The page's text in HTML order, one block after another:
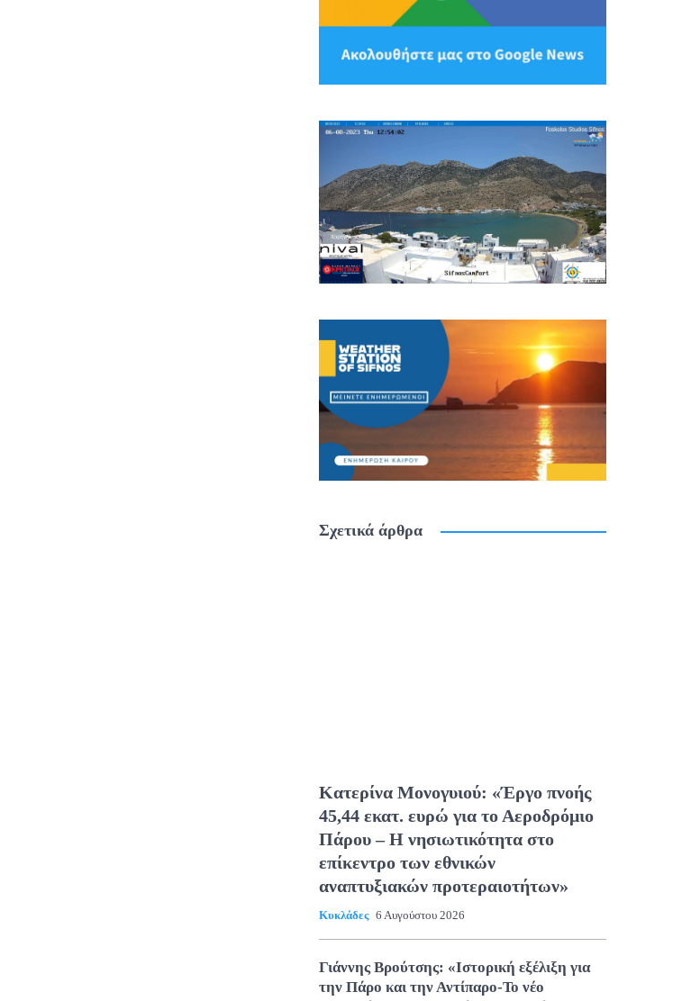
Σχετικά άρθρα
Κατερίνα Μονογυιού: «Έργο πνοής
45,44 εκατ. ευρώ για το Αεροδρόμιο
Πάρου – Η νησιωτικότητα στο
επίκεντρο των εθνικών
αναπτυξιακών προτεραιοτήτων»
Κυκλάδες 6 Αυγούστου 2026
Γιάννης Βρούτσης: «Ιστορική εξέλιξη για
την Πάρο και την Αντίπαρο-Το νέο